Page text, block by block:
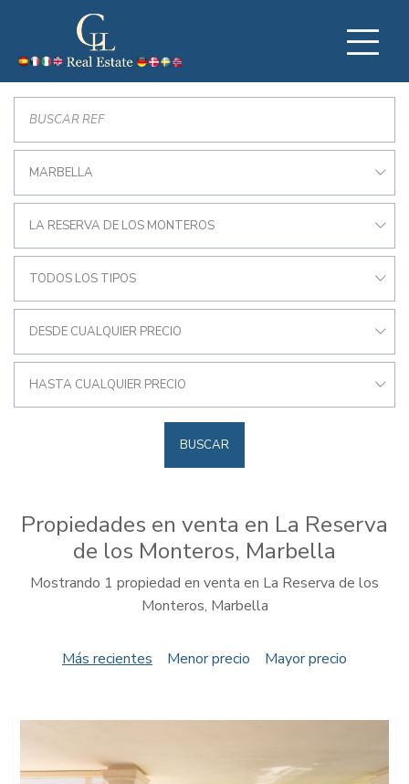
MARBELLA
LA RESERVA DE LOS MONTEROS
TODOS LOS TIPOS
DESDE CUALQUIER PRECIO
HASTA CUALQUIER PRECIO
BUSCAR
Propiedades en venta en La Reserva
de los Monteros, Marbella
Mostrando 1 propiedad en venta en La Reserva de los
Monteros, Marbella
Más recientes Menor precio Mayor precio